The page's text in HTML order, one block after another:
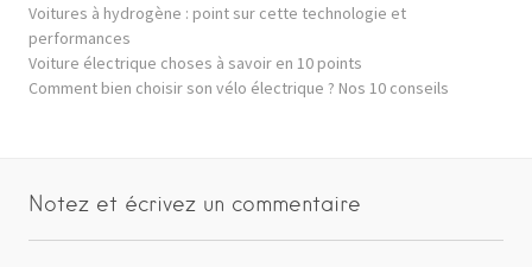
Voitures à hydrogène : point sur cette technologie et
performances
Voiture électrique choses à savoir en 10 points
Comment bien choisir son vélo électrique ? Nos 10 conseils
Notez et écrivez un commentaire